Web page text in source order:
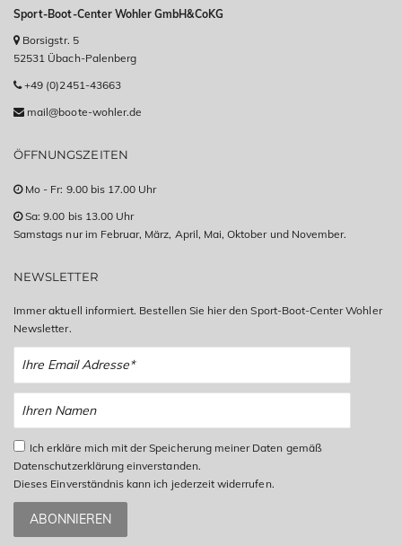
Sport-Boot-Center Wohler GmbH&CoKG
Borsigstr. 5
52531 Übach-Palenberg
+49 (0)2451-43663
mail@boote-wohler.de
ÖFFNUNGSZEITEN
Mo - Fr: 9.00 bis 17.00 Uhr
Sa: 9.00 bis 13.00 Uhr
Samstags nur im Februar, März, April, Mai, Oktober und November.
NEWSLETTER
Immer aktuell informiert. Bestellen Sie hier den Sport-Boot-Center Wohler
Newsletter.
Ich erkläre mich mit der Speicherung meiner Daten gemäß
Datenschutzerklärung einverstanden.
Dieses Einverständnis kann ich jederzeit widerrufen.
ABONNIEREN